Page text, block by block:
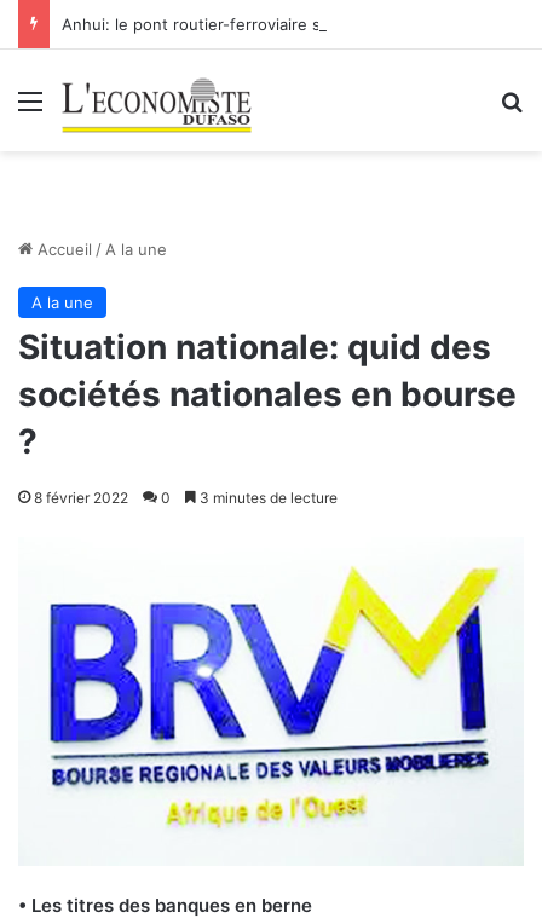
Menu
Accueil / A la une
A la une
Situation nationale: quid des
sociétés nationales en bourse
?
8 février 2022 0 3 minutes de lecture
• Les titres des banques en berne